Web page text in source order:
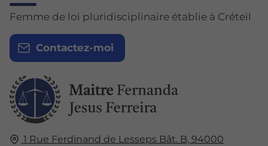
1 Rue Ferdinand de Lesseps Bât. B,94000
Femme de loi pluridisciplinaire établie à Créteil
Contactez-moi